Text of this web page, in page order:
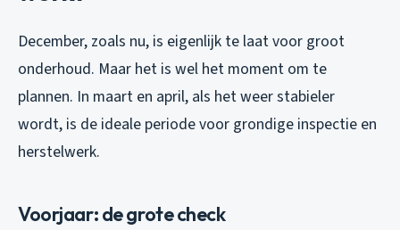
December, zoals nu, is eigenlijk te laat voor groot
onderhoud. Maar het is wel het moment om te
plannen. In maart en april, als het weer stabieler
wordt, is de ideale periode voor grondige inspectie en
herstelwerk.
Voorjaar: de grote check